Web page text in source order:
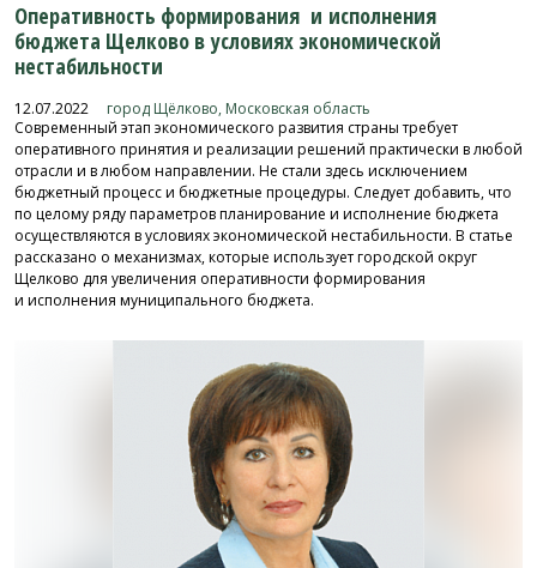
Оперативность формирования и исполнения
бюджета Щелково в условиях экономической
нестабильности
12.07.2022 город Щёлково, Московская область
Современный этап экономического развития страны требует
оперативного принятия и реализации решений практически в любой
отрасли и в любом направлении. Не стали здесь исключением
бюджетный процесс и бюджетные процедуры. Следует добавить, что
по целому ряду параметров планирование и исполнение бюджета
осуществляются в условиях экономической нестабильности. В статье
рассказано о механизмах, которые использует городской округ
Щелково для увеличения оперативности формирования
и исполнения муниципального бюджета.